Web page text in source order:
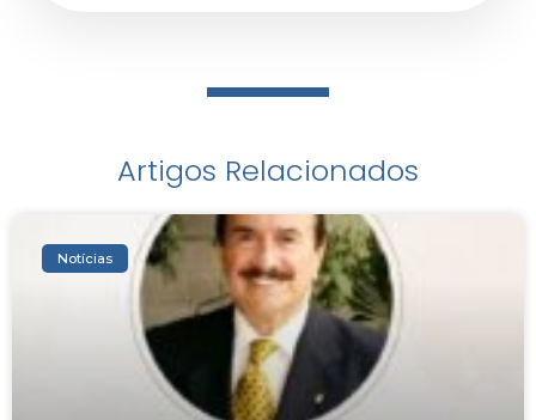
Artigos Relacionados
Notícias